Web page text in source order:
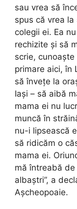
sau vrea să
spus că vrea
colegii ei. Ea
rechizite și să
scrie,
primare aici, în
să învețe la
Iași – să aibă
mama ei nu
muncă în
nu-i lipsească
să ridicăm o
mama ei.
mă întreabă
albaștri”, a
Așcheopoaie.